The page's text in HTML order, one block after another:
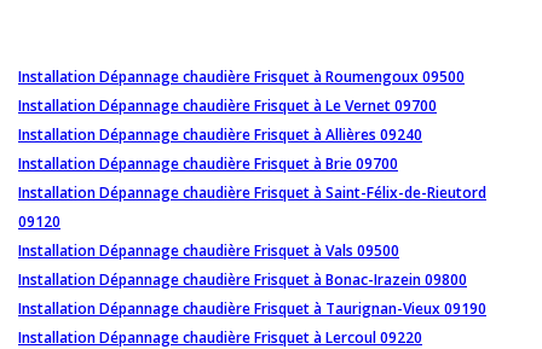
Installation Dépannage chaudière Frisquet à Roumengoux 09500
Installation Dépannage chaudière Frisquet à Le Vernet 09700
Installation Dépannage chaudière Frisquet à Allières 09240
Installation Dépannage chaudière Frisquet à Brie 09700
Installation Dépannage chaudière Frisquet à Saint-Félix-de-Rieutord
09120
Installation Dépannage chaudière Frisquet à Vals 09500
Installation Dépannage chaudière Frisquet à Bonac-Irazein 09800
Installation Dépannage chaudière Frisquet à Taurignan-Vieux 09190
Installation Dépannage chaudière Frisquet à Lercoul 09220